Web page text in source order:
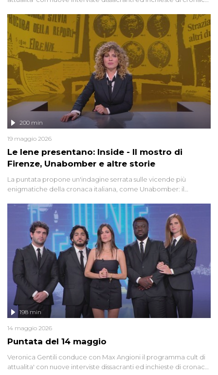
Le Iene presentano: Inside - Il mostro di
Firenze, Unabomber e altre storie
200 min
19 maggio 2026
La puntata propone un'indagine serrata sulle vicende più
enigmatiche della cronaca italiana, come Unabomber: il
'90 e il 2000 che, inquietantemente, potrebbe essere ancora in
libertà. Lo speciale affronta inoltre le zone d'ombra sul Mostro di
Firenze, le cui responsabilità appaiono ancora oggi avvolte in un
groviglio di dubbi mai chiariti. Nel corso dello speciale anche
l'intervista inedita a Olindo Romano, realizzata ne...
Puntata del 14 maggio
198 min
14 maggio 2026
Veronica Gentili conduce con Max Angioni il programma cult di
attualita' con nuove interviste dissacranti ed inchieste di cronaca